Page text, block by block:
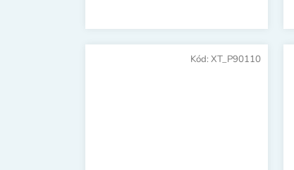
Kód: XT_P90110